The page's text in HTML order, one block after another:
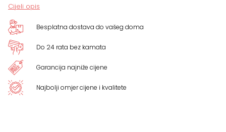
Cijeli opis
Besplatna dostava do vašeg doma
Do 24 rata bez kamata
Garancija najniže cijene
Najbolji omjer cijene i kvalitete